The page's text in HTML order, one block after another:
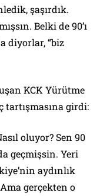
şaşırdık.
Belki de 90’ı
diyorlar, “biz
KCK Yürütme
tartışmasına girdi:
oluyor? Sen 90
geçmişsin. Yeri
aydınlık
gerçekten o